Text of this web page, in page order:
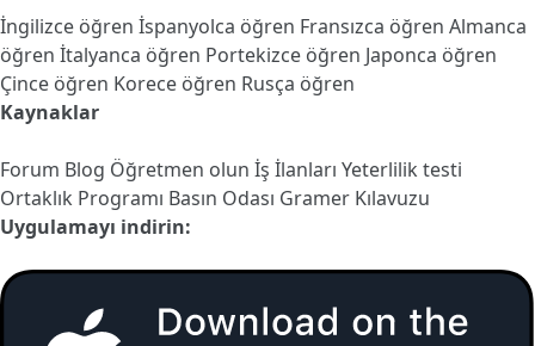
İngilizce öğren İspanyolca öğren Fransızca öğren Almanca
öğren İtalyanca öğren Portekizce öğren Japonca öğren
Çince öğren Korece öğren Rusça öğren
Kaynaklar
Forum Blog Öğretmen olun İş İlanları Yeterlilik testi
Ortaklık Programı Basın Odası Gramer Kılavuzu
Uygulamayı indirin: